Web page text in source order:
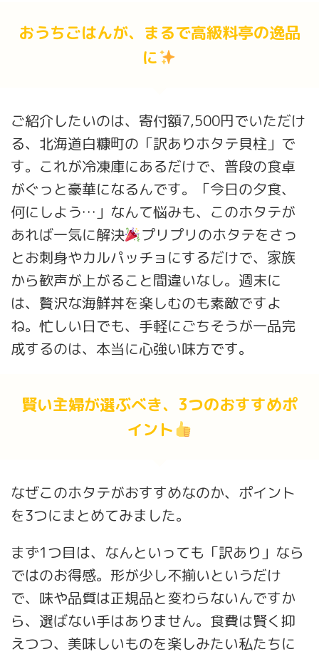
おうちごはんが、まるで高級料亭の逸品
に
ご紹介したいのは、寄付額7,500円でいただけ
る、北海道白糠町の「訳ありホタテ貝柱」で
す。これが冷凍庫にあるだけで、普段の食卓
がぐっと豪華になるんです。「今日の夕食、
何にしよう…」なんて悩みも、このホタテが
あれば一気に解決
プリプリのホタテをさっ
とお刺身やカルパッチョにするだけで、家族
から歓声が上がること間違いなし。週末に
は、贅沢な海鮮丼を楽しむのも素敵ですよ
ね。忙しい日でも、手軽にごちそうが一品完
成するのは、本当に心強い味方です。
賢い主婦が選ぶべき、3つのおすすめポ
イント
なぜこのホタテがおすすめなのか、ポイント
を3つにまとめてみました。
まず1つ目は、なんといっても「訳あり」なら
ではのお得感。形が少し不揃いというだけ
で、味や品質は正規品と変わらないんですか
ら、選ばない手はありません。食費は賢く抑
えつつ、美味しいものを楽しみたい私たちに